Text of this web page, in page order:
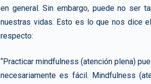
en general. Sin embargo, puede no ser
nuestras vidas. Esto es lo que nos dice
respecto:
“Practicar mindfulness (atención plena)
necesariamente es fácil. Mindfulness